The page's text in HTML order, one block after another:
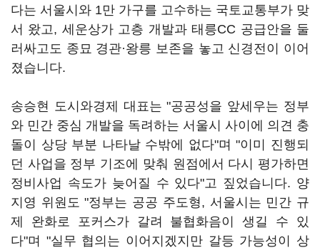
다는 서울시와 1만 가구를 고수하는 국토교통부가 맞
서 왔고, 세운상가 고층 개발과 태릉CC 공급안을 둘
러싸고도 종묘 경관·왕릉 보존을 놓고 신경전이 이어
졌습니다.
송승현 도시와경제 대표는 "공공성을 앞세우는 정부
와 민간 중심 개발을 독려하는 서울시 사이에 의견 충
돌이 상당 부분 나타날 수밖에 없다"며 "이미 진행되
던 사업을 정부 기조에 맞춰 원점에서 다시 평가하면
정비사업 속도가 늦어질 수 있다"고 짚었습니다. 양
지영 위원도 "정부는 공공 주도형, 서울시는 민간 규
제 완화로 포커스가 갈려 불협화음이 생길 수 있
다"며 "실무 협의는 이어지겠지만 갈등 가능성이 상